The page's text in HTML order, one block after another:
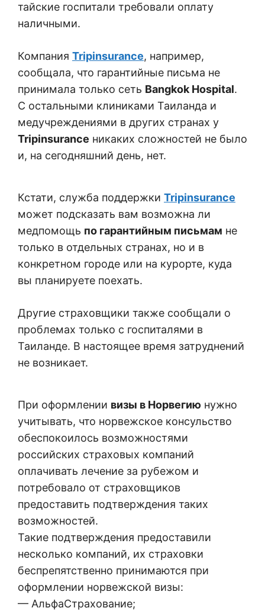
тайские госпитали требовали оплату
наличными.
Компания Tripinsurance, например,
сообщала, что гарантийные письма не
принимала только сеть Bangkok Hospital.
С остальными клиниками Таиланда и
медучреждениями в других странах у
Tripinsurance никаких сложностей не было
и, на сегодняшний день, нет.
Кстати, служба поддержки Tripinsurance
может подсказать вам возможна ли
медпомощь по гарантийным письмам не
только в отдельных странах, но и в
конкретном городе или на курорте, куда
вы планируете поехать.
Другие страховщики также сообщали о
проблемах только с госпиталями в
Таиланде. В настоящее время затруднений
не возникает.
При оформлении визы в Норвегию нужно
учитывать, что норвежское консульство
обеспокоилось возможностями
российских страховых компаний
оплачивать лечение за рубежом и
потребовало от страховщиков
предоставить подтверждения таких
возможностей.
Такие подтверждения предоставили
несколько компаний, их страховки
беспрепятственно принимаются при
оформлении норвежской визы:
— АльфаСтрахование;